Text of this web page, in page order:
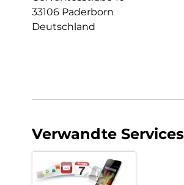
33106 Paderborn
Deutschland
Verwandte Services